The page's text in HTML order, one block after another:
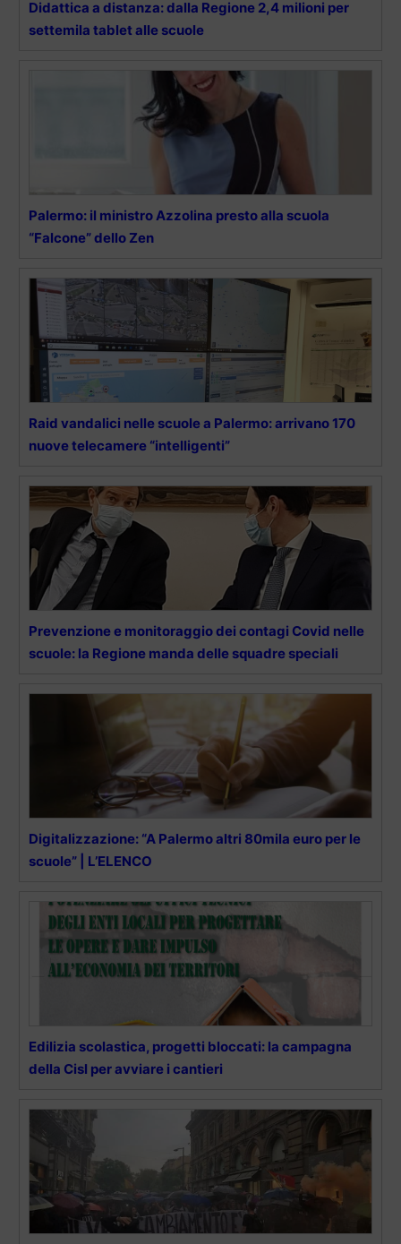
Didattica a distanza: dalla Regione 2,4 milioni per
settemila tablet alle scuole
Palermo: il ministro Azzolina presto alla scuola
“Falcone” dello Zen
Raid vandalici nelle scuole a Palermo: arrivano 170
nuove telecamere “intelligenti”
Prevenzione e monitoraggio dei contagi Covid nelle
scuole: la Regione manda delle squadre speciali
Digitalizzazione: “A Palermo altri 80mila euro per le
scuole” | L’ELENCO
Edilizia scolastica, progetti bloccati: la campagna
della Cisl per avviare i cantieri